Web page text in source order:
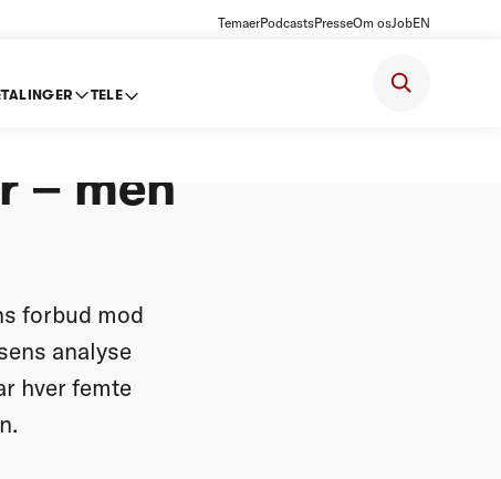
TemaerPodcastsPresseOm osJobEN
TELE
– men
forbud mod
analyse
hver femte